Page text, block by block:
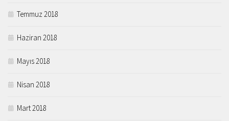
Temmuz 2018
Haziran 2018
Mayıs 2018
Nisan 2018
Mart 2018